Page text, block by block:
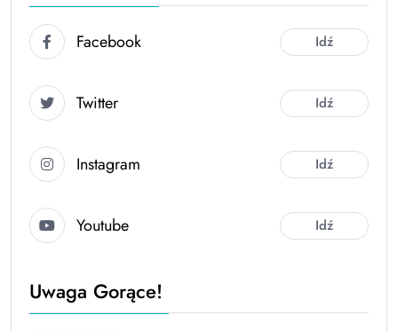
Facebook Idź
Twitter Idź
Instagram Idź
Youtube Idź
Uwaga Gorące!